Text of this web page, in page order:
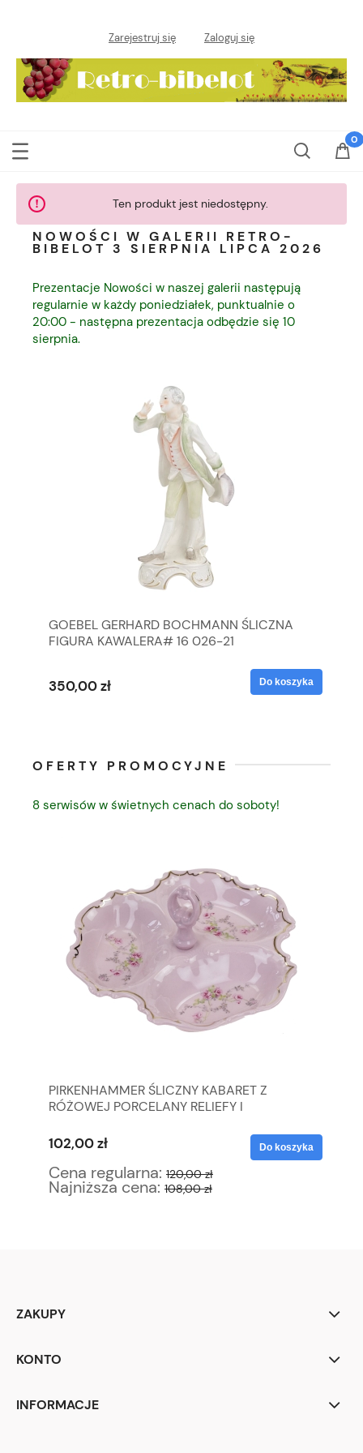
Zarejestruj się Zaloguj się
Ten produkt jest niedostępny.
NOWOŚCI W GALERII RETRO-
BIBELOT 3 SIERPNIA LIPCA 2026
Prezentacje Nowości w naszej galerii następują
regularnie w każdy poniedziałek, punktualnie o
20:00 - następna prezentacja odbędzie się 10
sierpnia.
GOEBEL GERHARD BOCHMANN ŚLICZNA
FIGURA KAWALERA# 16 026-21
350,00 zł Do koszyka
OFERTY PROMOCYJNE
8 serwisów w świetnych cenach do soboty!
PIRKENHAMMER ŚLICZNY KABARET Z
RÓŻOWEJ PORCELANY RELIEFY I
102,00 zł
Cena regularna: 120,00 zł
Najniższa cena: 108,00 zł
Do koszyka
ZAKUPY
KONTO
INFORMACJE